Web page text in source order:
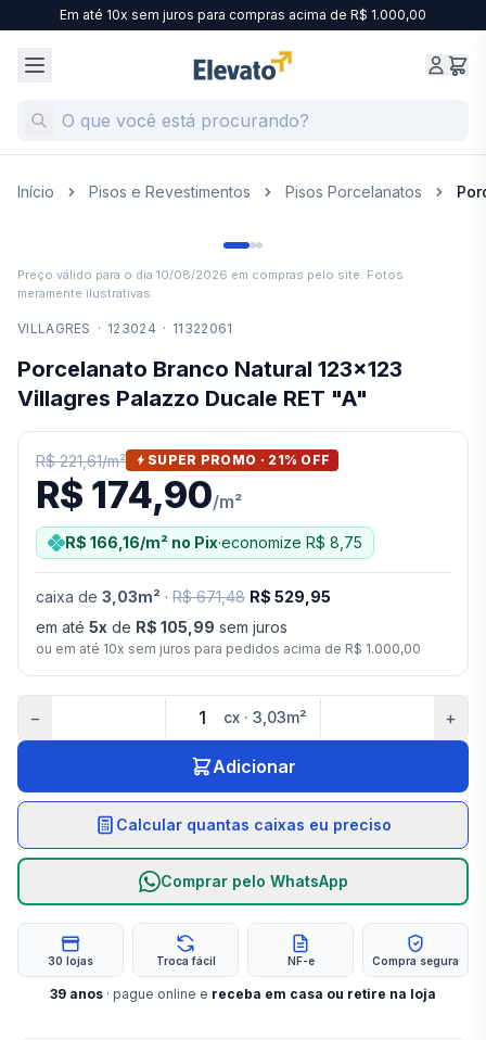
Em até 10x sem juros para compras acima de R$ 1.000,00
Início Pisos e Revestimentos Pisos Porcelanatos
Preço válido para o dia 10/08/2026 em compras pelo site. Fotos
meramente ilustrativas.
VILLAGRES · 123024 · 11322061
Porcelanato Branco Natural 123x123
Villagres Palazzo Ducale RET "A"
R$ 221,61/m² SUPER PROMO · 21% OFF
R$ 174,90/m²
R$ 166,16/m² no Pix·economize R$ 8,75
caixa de 3,03m² · R$ 671,48 R$ 529,95
em até 5x de R$ 105,99 sem juros
ou em até 10x sem juros para pedidos acima de R$ 1.000,00
− cx · 3,03m² +
Adicionar
Calcular quantas caixas eu preciso
Comprar pelo WhatsApp
30 lojas Troca fácil NF-e Compra segura
39 anos · pague online e receba em casa ou retire na loja